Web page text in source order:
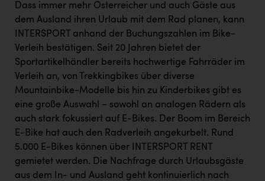
Dass immer mehr Österreicher und auch Gäste aus
dem Ausland ihren Urlaub mit dem Rad planen, kann
INTERSPORT anhand der Buchungszahlen im Bike-
Verleih bestätigen. Seit 20 Jahren bietet der
Sportartikelhändler bereits hochwertige Fahrräder im
Verleih an, von Trekkingbikes über diverse
Mountainbike-Modelle bis hin zu Kinderbikes gibt es
eine große Auswahl – sowohl an analogen Rädern als
auch stark fokussiert auf E-Bikes. Der Boom im Bereich
E-Bike hat auch den Radverleih angekurbelt. Rund
5.000 E-Bikes können über INTERSPORT RENT
gemietet werden. Die Nachfrage durch Urlaubsgäste
aus dem In- und Ausland geht kontinuierlich nach